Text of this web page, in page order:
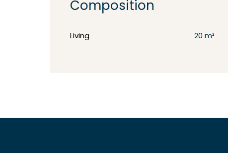
Composition
Living 20 m²